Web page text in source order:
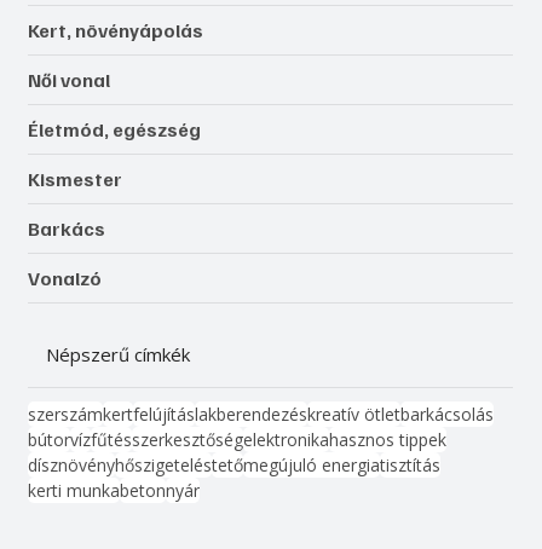
Kert, növényápolás
Női vonal
Életmód, egészség
Kismester
Barkács
Vonalzó
Népszerű címkék
szerszámkertfelújításlakberendezéskreatív ötletbarkácsolás
bútorvízfűtésszerkesztőségelektronikahasznos tippek
dísznövényhőszigeteléstetőmegújuló energiatisztítás
kerti munkabetonnyár